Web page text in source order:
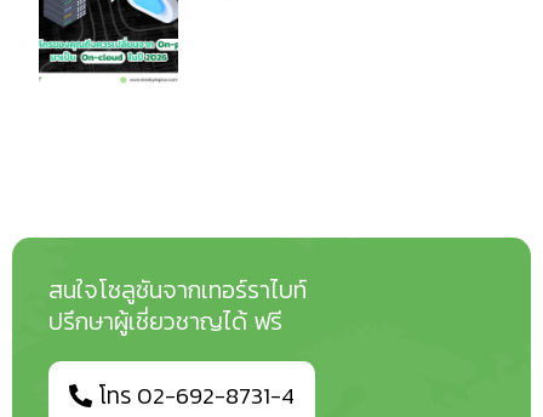
สนใจโซลูชันจากเทอร์ราไบท์
ปรึกษาผู้เชี่ยวชาญได้ ฟรี
โทร 02-692-8731-4